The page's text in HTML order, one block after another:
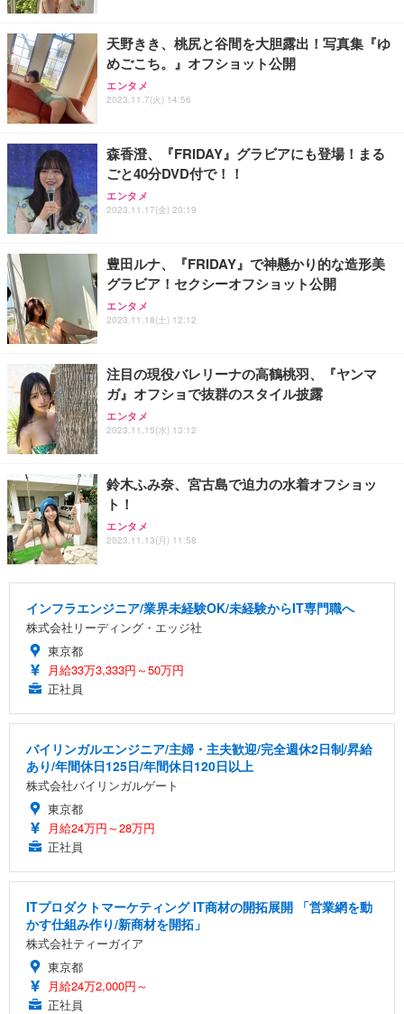
天野きき、桃尻と谷間を大胆露出！写真集『ゆ
めごこち。』オフショット公開
エンタメ
2023.11.7(火) 14:56
森香澄、『FRIDAY』グラビアにも登場！まる
ごと40分DVD付で！！
エンタメ
2023.11.17(金) 20:19
豊田ルナ、『FRIDAY』で神懸かり的な造形美
グラビア！セクシーオフショット公開
エンタメ
2023.11.18(土) 12:12
注目の現役バレリーナの高鶴桃羽、『ヤンマ
ガ』オフショで抜群のスタイル披露
エンタメ
2023.11.15(水) 13:12
鈴木ふみ奈、宮古島で迫力の水着オフショッ
ト！
エンタメ
2023.11.13(月) 11:58
インフラエンジニア/業界未経験OK/未経験からIT専門職へ
株式会社リーディング・エッジ社
東京都
月給33万3,333円～50万円
正社員
バイリンガルエンジニア/主婦・主夫歓迎/完全週休2日制/昇給
あり/年間休日125日/年間休日120日以上
株式会社バイリンガルゲート
東京都
月給24万円～28万円
正社員
ITプロダクトマーケティング IT商材の開拓展開 「営業網を動
かす仕組み作り/新商材を開拓」
株式会社ティーガイア
東京都
月給24万2,000円～
正社員